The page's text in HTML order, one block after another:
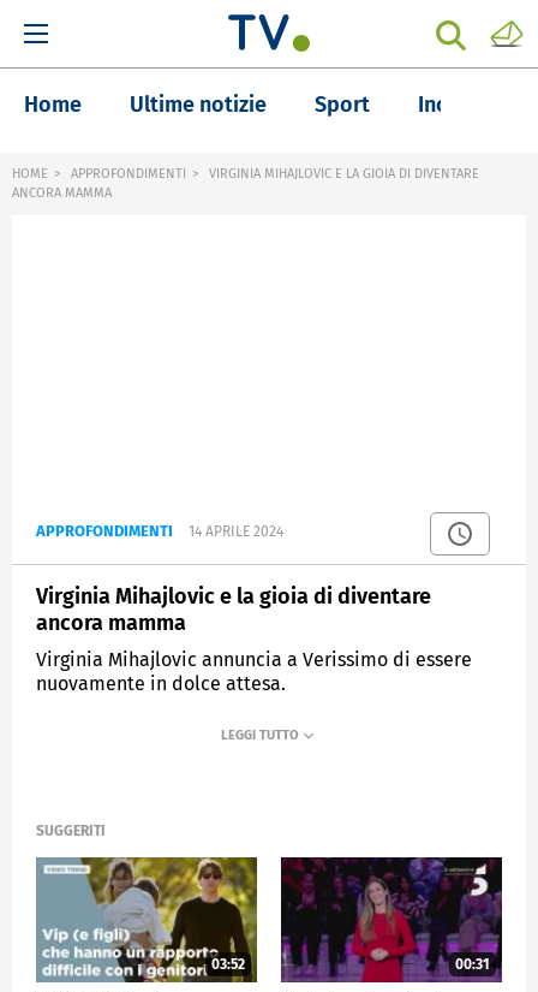
Home Ultime notizie Sport Inchieste
HOME APPROFONDIMENTI
VIRGINIA MIHAJLOVIC E LA GIOIA DI DIVENTARE
ANCORA MAMMA
APPROFONDIMENTI 14 APRILE 2024
Virginia Mihajlovic e la gioia di diventare
ancora mamma
Virginia Mihajlovic annuncia a Verissimo di essere
nuovamente in dolce attesa.
VERISSIMO
SUGGERITI
03:52 00:31